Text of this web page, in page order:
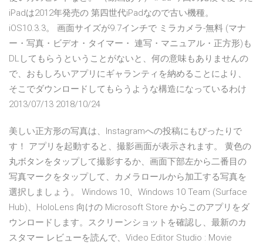
iPadは2012年発売の 第四世代iPadなので古い機種。
iOS10.3.3。 画面サイズが9.7インチで ミラカメラ-無料 (マナ
ー・写真・ビデオ・タイマー・ 連写・マニュアル・正方形)も
DLしてもらうということがないと、何の意味もありませんの
で、おもしろいアプリにギャランティを納めることにより、
そこでダウンロードしてもらうような構造になっているわけ
2013/07/13 2018/10/24
美しい正方形の写真は、Instagramへの投稿にもぴったりで
す！ アプリを起動すると、撮影画面が表示されます。 黄色の
丸ボタンをタップして撮影するか、画面下部左から二番目の
写真マークをタップして、カメラロールから加工する写真を
選択しましょう。 Windows 10、Windows 10 Team (Surface
Hub)、HoloLens 向けの Microsoft Store からこのアプリをダ
ウンロードします。スクリーンショットを確認し、最新のカ
スタマー レビューを読んで、Video Editor Studio : Movie